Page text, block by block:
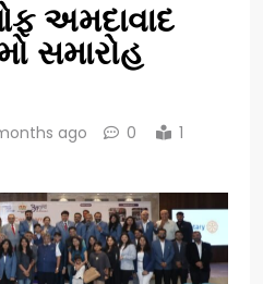
અમદાવાદ
સમારોહ
ago 0
1